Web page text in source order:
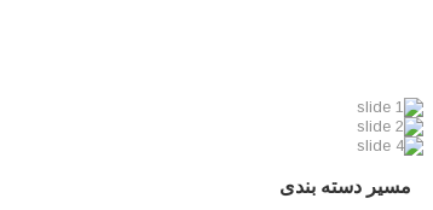
مسیر دسته بندی